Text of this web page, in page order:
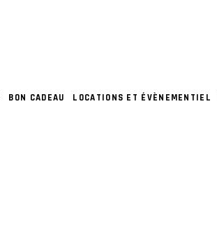
BON CADEAU LOCATIONS ET ÉVÈNEMENTIEL